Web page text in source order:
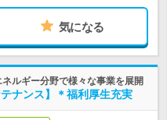
気になる
ルギー分野で様々な事業を展開
ナンス】＊福利厚生充実